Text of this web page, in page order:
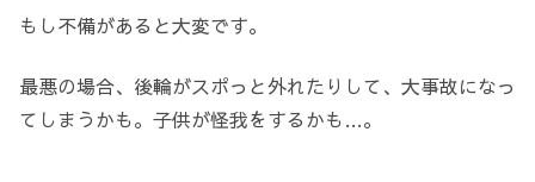
もし不備があると大変です。
最悪の場合、後輪がスポっと外れたりして、大事故になっ
てしまうかも。子供が怪我をするかも…。